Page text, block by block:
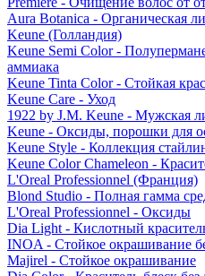
Aura Botanica - Органическая
Keune (Голландия)
Keune Semi Color -
аммиака
Keune Tinta Color - Стойкая
Keune Care - Уход
1922 by J.M. Keune - Мужская
Keune - Оксиды, порошки для
Keune Style - Коллекция
Keune Color Chameleon -
L'Oreal Professionnel (Франция)
Blond Studio - Полная гамма
L'Oreal Professionnel - Оксиды
Dia Light - Кислотный
INOA - Стойкое окрашивание
Majirel - Стойкое окрашивание